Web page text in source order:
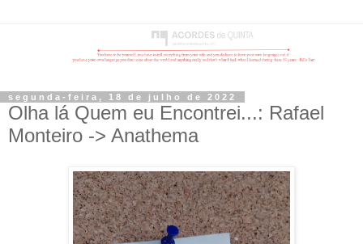
segunda-feira, 18 de julho de 2022
Olha lá Quem eu Encontrei...: Rafael
Monteiro -> Anathema